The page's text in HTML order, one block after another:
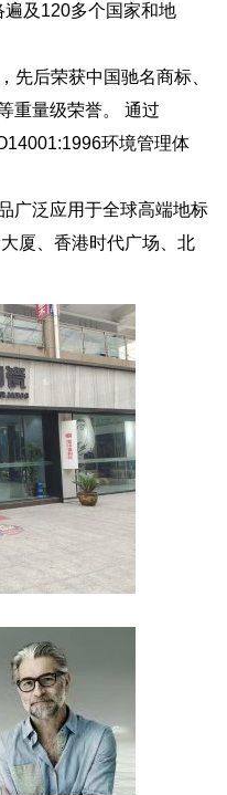
及120多个国家和地
后荣获中国驰名商标、
重量级荣誉。 通过
环境管理体
泛应用于全球高端地标
厦、香港时代广场、北